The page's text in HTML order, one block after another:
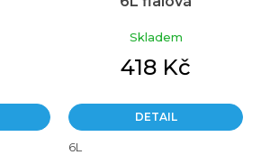
Skladem
418 Kč
DETAIL
6L